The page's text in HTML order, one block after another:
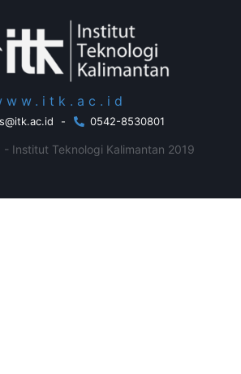
- 0542-8530801
Institut Teknologi Kalimantan 2019